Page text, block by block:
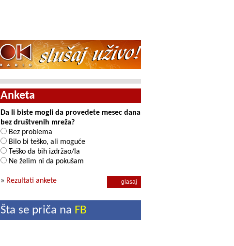
Anketa
Da li biste mogli da provedete mesec dana
bez društvenih mreža?
Bez problema
Bilo bi teško, ali moguće
Teško da bih izdržao/la
Ne želim ni da pokušam
» Rezultati ankete
Šta se priča na FB